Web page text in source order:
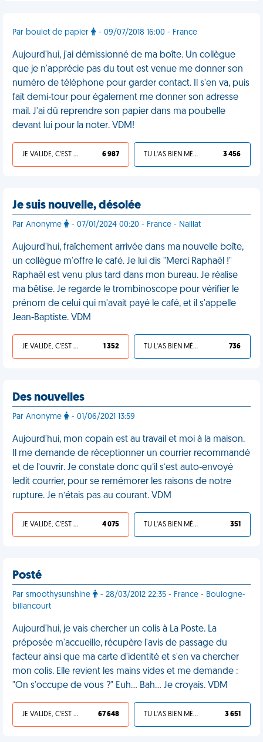
Par boulet de papier - 09/07/2018 16:00 - France
Aujourd'hui, j'ai démissionné de ma boîte. Un collègue
que je n'apprécie pas du tout est venue me donner son
numéro de téléphone pour garder contact. Il s'en va, puis
fait demi-tour pour également me donner son adresse
mail. J'ai dû reprendre son papier dans ma poubelle
devant lui pour la noter. VDM!
JE VALIDE, C'EST UNE VDM 6 987 TU L'AS BIEN MÉRITÉ 3 456
Je suis nouvelle, désolée
Par Anonyme - 07/01/2024 00:20 - France - Naillat
Aujourd'hui, fraîchement arrivée dans ma nouvelle boîte,
un collègue m'offre le café. Je lui dis "Merci Raphaël !"
Raphaël est venu plus tard dans mon bureau. Je réalise
ma bêtise. Je regarde le trombinoscope pour vérifier le
prénom de celui qui m'avait payé le café, et il s'appelle
Jean-Baptiste. VDM
JE VALIDE, C'EST UNE VDM 1 352 TU L'AS BIEN MÉRITÉ 736
Des nouvelles
Par Anonyme - 01/06/2021 13:59
Aujourd'hui, mon copain est au travail et moi à la maison.
Il me demande de réceptionner un courrier recommandé
et de l’ouvrir. Je constate donc qu’il s’est auto-envoyé
ledit courrier, pour se remémorer les raisons de notre
rupture. Je n’étais pas au courant. VDM
JE VALIDE, C'EST UNE VDM 4 075 TU L'AS BIEN MÉRITÉ 351
Posté
Par smoothysunshine
- 28/03/2012 22:35 - France - Boulogne-
billancourt
Aujourd'hui, je vais chercher un colis à La Poste. La
préposée m'accueille, récupère l'avis de passage du
facteur ainsi que ma carte d'identité et s'en va chercher
mon colis. Elle revient les mains vides et me demande :
"On s'occupe de vous ?" Euh... Bah... Je croyais. VDM
JE VALIDE, C'EST UNE VDM 67 648 TU L'AS BIEN MÉRITÉ 3 651